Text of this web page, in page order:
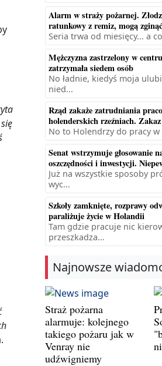
Alarm w straży pożarnej.
ratunkowy z remiz, mogą
Seria trwa od miesięcy... a
Mężczyzna zastrzelony w
zatrzymała siedem osób
No ładnie, kiedyś moja
nied...
Rząd zakaże zatrudniania
holenderskich rzeźniach.
No to Holendrzy do pracy w
Senat wstrzymuje głosowanie
oszczędności i inwestycji.
Już na wszystkie sposoby
wyc...
Szkoły zamknięte, rozprawy
paraliżuje życie w Holandii
Tam gdzie pracuje nic
przeszkadza...
Najnowsze
Straż pożarna
alarmuje: kolejnego
takiego pożaru jak w
Venray nie
udźwigniemy